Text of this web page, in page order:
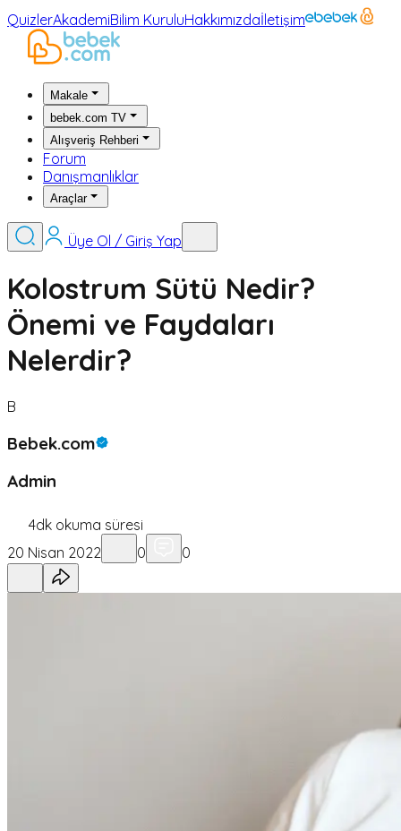
QuizlerAkademiBilim KuruluHakkımızdaİletişim
Makale
bebek.com TV
Alışveriş Rehberi
Forum
Danışmanlıklar
Araçlar
Üye Ol / Giriş Yap
Kolostrum Sütü Nedir?
Önemi ve Faydaları
Nelerdir?
B
Bebek.com
Admin
4dk okuma süresi
20 Nisan 2022
0 0